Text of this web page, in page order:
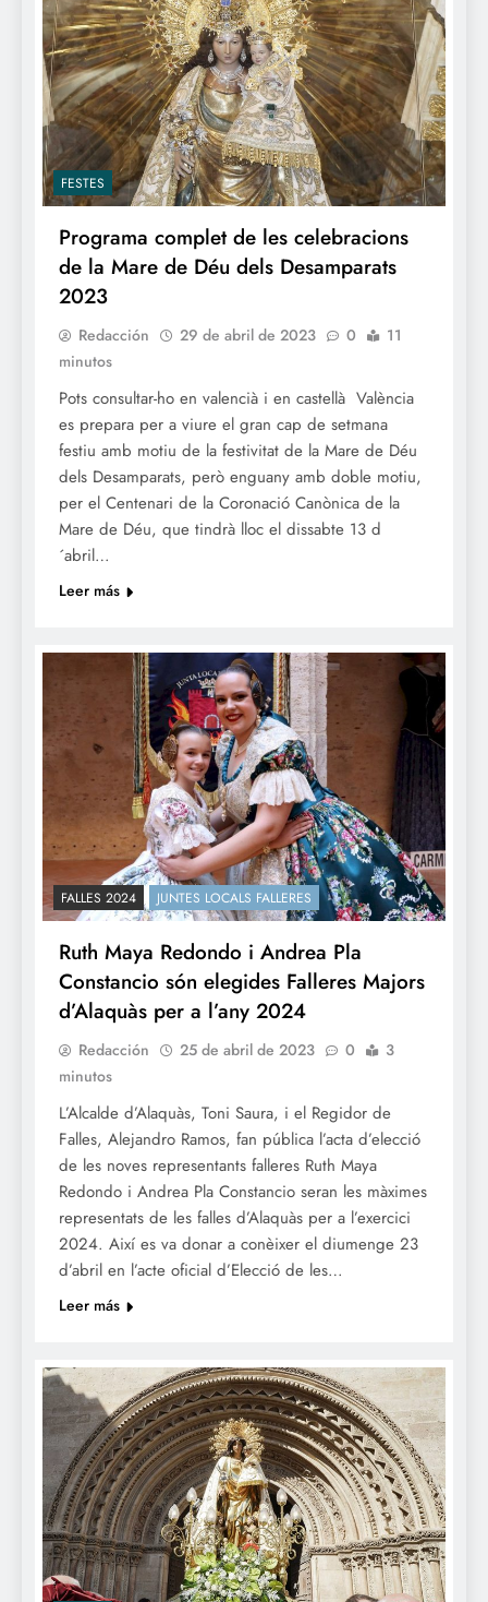
FESTES
Programa complet de les celebracions
de la Mare de Déu dels Desamparats
2023
Redacción 29 de abril de 2023 0
11
minutos
Pots consultar-ho en valencià i en castellà València
es prepara per a viure el gran cap de setmana
festiu amb motiu de la festivitat de la Mare de Déu
dels Desamparats, però enguany amb doble motiu,
per el Centenari de la Coronació Canònica de la
Mare de Déu, que tindrà lloc el dissabte 13 d
´abril…
Leer más
FALLES 2024 JUNTES LOCALS FALLERES
Ruth Maya Redondo i Andrea Pla
Constancio són elegides Falleres Majors
d’Alaquàs per a l’any 2024
Redacción 25 de abril de 2023 0
3
minutos
L’Alcalde d’Alaquàs, Toni Saura, i el Regidor de
Falles, Alejandro Ramos, fan pública l’acta d’elecció
de les noves representants falleres Ruth Maya
Redondo i Andrea Pla Constancio seran les màximes
representats de les falles d’Alaquàs per a l’exercici
2024. Així es va donar a conèixer el diumenge 23
d’abril en l’acte oficial d’Elecció de les…
Leer más